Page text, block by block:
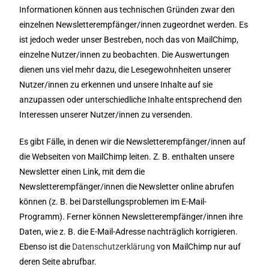
Informationen können aus technischen Gründen zwar den
einzelnen Newsletterempfänger/innen zugeordnet werden. Es
ist jedoch weder unser Bestreben, noch das von MailChimp,
einzelne Nutzer/innen zu beobachten. Die Auswertungen
dienen uns viel mehr dazu, die Lesegewohnheiten unserer
Nutzer/innen zu erkennen und unsere Inhalte auf sie
anzupassen oder unterschiedliche Inhalte entsprechend den
Interessen unserer Nutzer/innen zu versenden.
Es gibt Fälle, in denen wir die Newsletterempfänger/innen auf
die Webseiten von MailChimp leiten. Z. B. enthalten unsere
Newsletter einen Link, mit dem die
Newsletterempfänger/innen die Newsletter online abrufen
können (z. B. bei Darstellungsproblemen im E-Mail-
Programm). Ferner können Newsletterempfänger/innen ihre
Daten, wie z. B. die E-Mail-Adresse nachträglich korrigieren.
Ebenso ist die Datenschutzerklärungvon MailChimp nur auf
deren Seite abrufbar.